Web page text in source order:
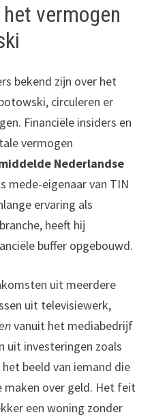
vermogen
bekend zijn over het
circuleren er
Financiële insiders en
vermogen
Nederlandse
mede-eigenaar van TIN
ervaring als
heeft hij
buffer opgebouwd.
uit meerdere
uit televisiewerk,
vanuit het mediabedrijf
uit investeringen zoals
beeld van iemand die
maken over geld. Het feit
een woning zonder